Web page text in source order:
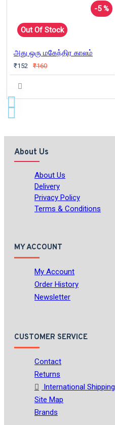
-5 %
Out Of Stock
அது ஒரு மகேந்திர காலம்
₹152 ₹160
About Us
About Us
Delivery
Privacy Policy
Terms & Conditions
MY ACCOUNT
My Account
Order History
Newsletter
CUSTOMER SERVICE
Contact
Returns
International Shipping
Site Map
Brands